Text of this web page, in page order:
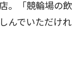
。「競輪場の飲
んでいただけれ